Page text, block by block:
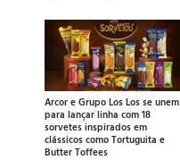
Arcor e Grupo Los Los se unem
para lançar linha com 18
sorvetes inspirados em
clássicos como Tortuguita e
Butter Toffees